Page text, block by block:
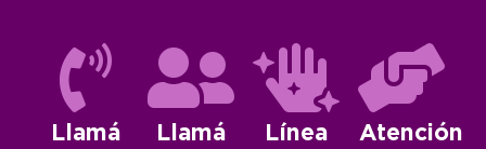
Llamá
Llamá
Línea
Atención